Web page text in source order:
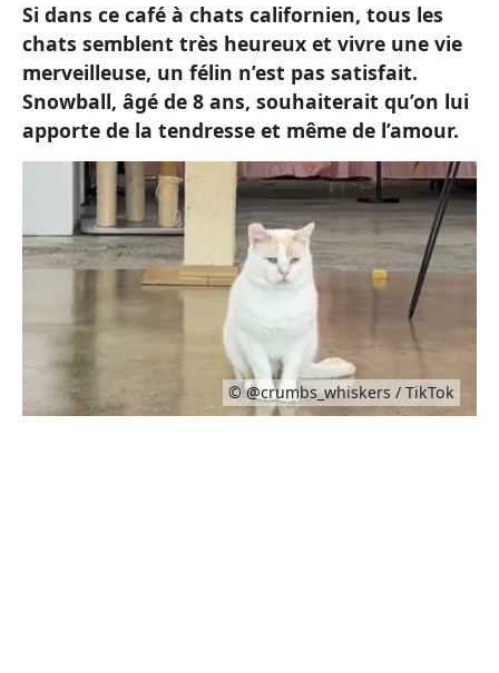
Si dans ce café à chats californien, tous les
chats semblent très heureux et vivre une vie
merveilleuse, un félin n’est pas satisfait.
Snowball, âgé de 8 ans, souhaiterait qu’on lui
apporte de la tendresse et même de l’amour.
© @crumbs_whiskers / TikTok